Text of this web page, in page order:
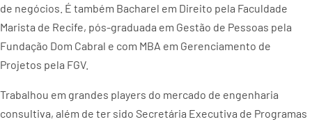
de negócios. É também Bacharel em Direito pela Faculdade
Marista de Recife, pós-graduada em Gestão de Pessoas pela
Fundação Dom Cabral e com MBA em Gerenciamento de
Projetos pela FGV.
Trabalhou em grandes players do mercado de engenharia
consultiva, além de ter sido Secretária Executiva de Programas